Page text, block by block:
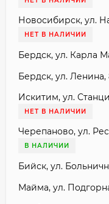
Новосибирск, ул.
НЕТ В НАЛИЧИИ
Бердск, ул. Карла
Бердск, ул. Ленина,
Искитим, ул.
НЕТ В НАЛИЧИИ
Черепаново, ул.
В НАЛИЧИИ
Бийск, ул.
Майма, ул.